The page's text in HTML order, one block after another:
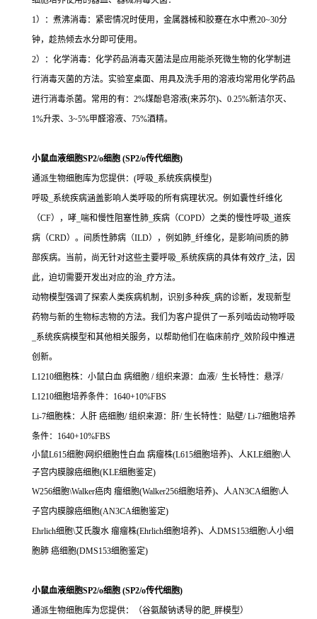
1）：煮沸消毒：紧密情况时使用，金属器械和胶蹇在水中煮20~30分
钟，趁热倾去水分即可使用。
2）：化学消毒：化学药品消毒灭菌法是应用能杀死微生物的化学制进
行消毒灭菌的方法。实验室桌面、用具及洗手用的溶液均常用化学药品
进行消毒杀菌。常用的有：2%煤酚皂溶液(来苏尔)、0.25%新洁尔灭、
1%升汞、3~5%甲醛溶液、75%酒精。
小鼠血液细胞SP2/o细胞 (SP2/o传代细胞)
通派生物细胞库为您提供：(呼吸_系统疾病模型)
呼吸_系统疾病涵盖影响人类呼吸的所有病理状况。例如囊性纤维化
（CF），哮_喘和慢性阻塞性肺_疾病（COPD）之类的慢性呼吸_道疾
病（CRD）。间质性肺病（ILD），例如肺_纤维化，是影响间质的肺
部疾病。当前，尚无针对这些主要呼吸_系统疾病的具体有效疗_法，因
此，迫切需要开发出对应的治_疗方法。
动物模型强调了探索人类疾病机制，识别多种疾_病的诊断，发现新型
药物与新的生物标志物的方法。我们为客户提供了一系列啮齿动物呼吸
_系统疾病模型和其他相关服务，以帮助他们在临床前疗_效阶段中推进
创新。
L1210细胞株：小鼠白血 病细胞 / 组织来源：血液/ 生长特性：悬浮/
L1210细胞培养条件：1640+10%FBS
Li-7细胞株：人肝 癌细胞/ 组织来源：肝/ 生长特性：贴壁/ Li-7细胞培养
条件：1640+10%FBS
小鼠L615细胞\网织细胞性白血 病瘤株(L615细胞培养)、人KLE细胞\人
子宫内膜腺癌细胞(KLE细胞鉴定)
W256细胞\Walker癌肉 瘤细胞(Walker256细胞培养)、人AN3CA细胞\人
子宫内膜腺癌细胞(AN3CA细胞鉴定)
Ehrlich细胞\艾氏腹水 瘤瘤株(Ehrlich细胞培养)、人DMS153细胞\人小细
胞肺 癌细胞(DMS153细胞鉴定)
小鼠血液细胞SP2/o细胞 (SP2/o传代细胞)
通派生物细胞库为您提供：（谷氨酸钠诱导的肥_胖模型）